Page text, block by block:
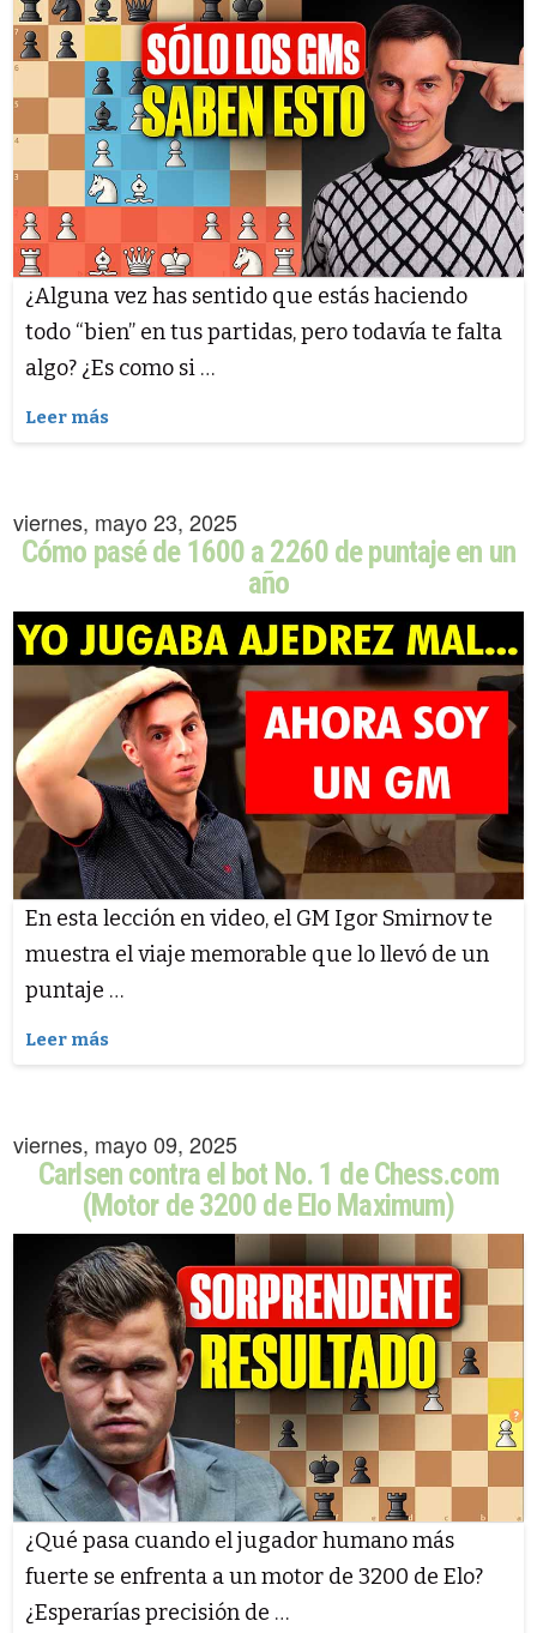
¿Alguna vez has sentido que estás haciendo
todo “bien” en tus partidas, pero todavía te falta
algo? ¿Es como si …
Leer más
viernes, mayo 23, 2025
Cómo pasé de 1600 a 2260 de puntaje en un
año
En esta lección en video, el GM Igor Smirnov te
muestra el viaje memorable que lo llevó de un
puntaje …
Leer más
viernes, mayo 09, 2025
Carlsen contra el bot No. 1 de Chess.com
(Motor de 3200 de Elo Maximum)
¿Qué pasa cuando el jugador humano más
fuerte se enfrenta a un motor de 3200 de Elo?
¿Esperarías precisión de …